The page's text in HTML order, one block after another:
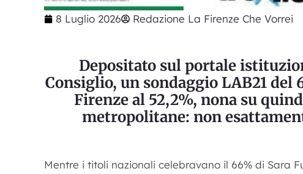
8 Luglio 2026 Redazione La Firenze Che Vorrei
Depositato sul portale
Consiglio, un sondaggio LAB21 del
Firenze al 52,2%, nona su
metropolitane: non
Mentre i titoli nazionali celebravano il 66% di Sara